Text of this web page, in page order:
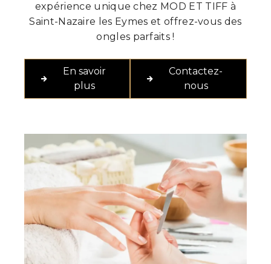
expérience unique chez MOD ET TIFF à
Saint-Nazaire les Eymes et offrez-vous des
ongles parfaits !
En savoir
plus
Contactez-
nous